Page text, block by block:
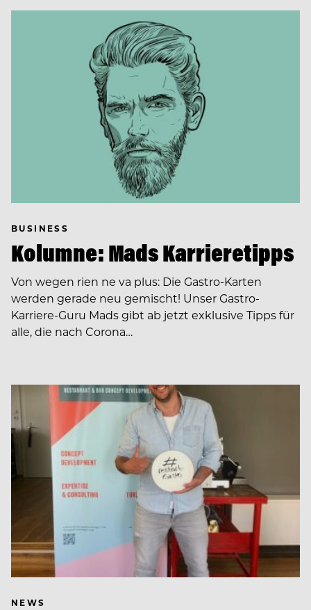
BUSINESS
Kolumne: Mads Karrieretipps
Von wegen rien ne va plus: Die Gastro-Karten
werden gerade neu gemischt! Unser Gastro-
Karriere-Guru Mads gibt ab jetzt exklusive Tipps für
alle, die nach Corona…
NEWS